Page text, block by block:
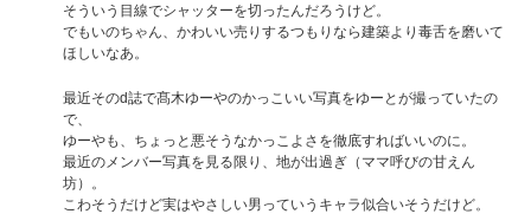
そういう目線でシャッターを切ったんだろうけど。
でもいのちゃん、かわいい売りするつもりなら建築より毒舌を磨いて
ほしいなあ。
最近そのd誌で髙木ゆーやのかっこいい写真をゆーとが撮っていたの
で、
ゆーやも、ちょっと悪そうなかっこよさを徹底すればいいのに。
最近のメンバー写真を見る限り、地が出過ぎ（ママ呼びの甘えん
坊）。
こわそうだけど実はやさしい男っていうキャラ似合いそうだけど。